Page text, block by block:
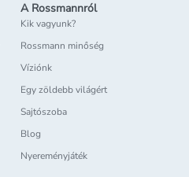
A Rossmannról
Kik vagyunk?
Rossmann minőség
Víziónk
Egy zöldebb világért
Sajtószoba
Blog
Nyereményjáték